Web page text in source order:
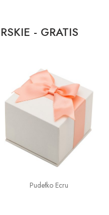
- GRATIS
Pudełko Ecru